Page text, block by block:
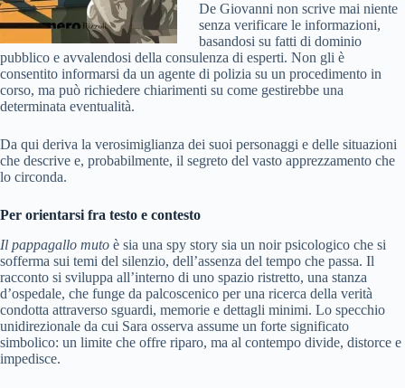
De Giovanni non scrive mai niente
senza verificare le informazioni,
basandosi su fatti di dominio
pubblico e avvalendosi della consulenza di esperti. Non gli è
consentito informarsi da un agente di polizia su un procedimento in
corso, ma può richiedere chiarimenti su come gestirebbe una
determinata eventualità.
Da qui deriva la verosimiglianza dei suoi personaggi e delle situazioni
che descrive e, probabilmente, il segreto del vasto apprezzamento che
lo circonda.
Per orientarsi fra testo e contesto
Il pappagallo muto è sia una spy story sia un noir psicologico che si
sofferma sui temi del silenzio, dell’assenza del tempo che passa. Il
racconto si sviluppa all’interno di uno spazio ristretto, una stanza
d’ospedale, che funge da palcoscenico per una ricerca della verità
condotta attraverso sguardi, memorie e dettagli minimi. Lo specchio
unidirezionale da cui Sara osserva assume un forte significato
simbolico: un limite che offre riparo, ma al contempo divide, distorce e
impedisce.